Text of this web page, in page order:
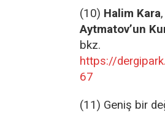
(10) Halim Kara
Aytmatov’un
bkz.
https://
67
(11) Geniş bir